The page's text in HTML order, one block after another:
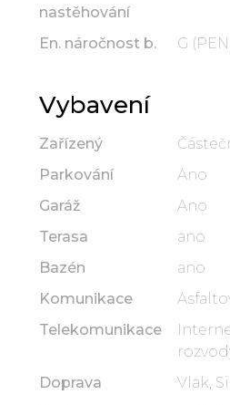
nastěhování
En. náročnost b. G
Vybavení
Zařízený
Parkování
Ano
Garáž
Ano
Terasa
ano
Bazén
ano
Komunikace
Telekomunikace
Doprava
Vlak,